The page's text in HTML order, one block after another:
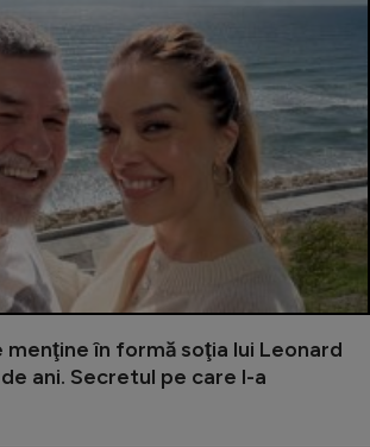
menţine în formă soţia lui Leonard
ani. Secretul pe care l-a